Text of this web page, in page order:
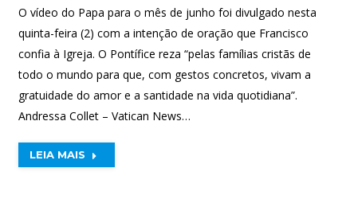
O vídeo do Papa para o mês de junho foi divulgado nesta
quinta-feira (2) com a intenção de oração que Francisco
confia à Igreja. O Pontífice reza “pelas famílias cristãs de
todo o mundo para que, com gestos concretos, vivam a
gratuidade do amor e a santidade na vida quotidiana”.
Andressa Collet – Vatican News…
LEIA MAIS